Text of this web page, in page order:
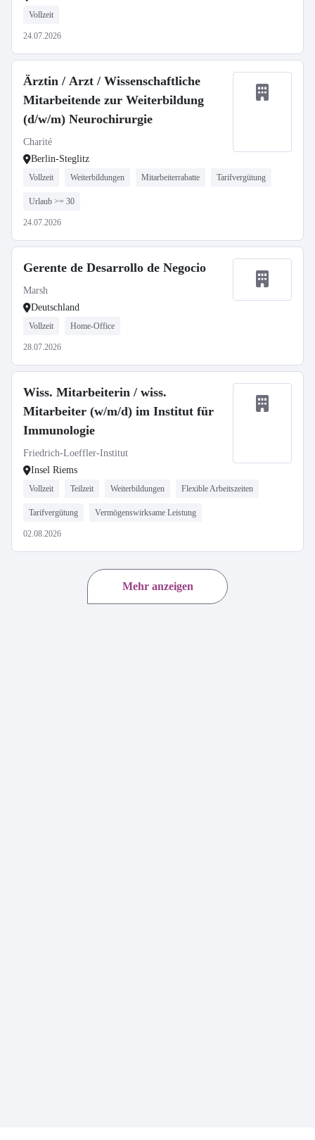
Vollzeit
24.07.2026
Ärztin / Arzt / Wissenschaftliche
Mitarbeitende zur Weiterbildung
(d/w/m) Neurochirurgie
Charité
Berlin-Steglitz
Vollzeit Weiterbildungen Mitarbeiterrabatte Tarifvergütung
Urlaub >= 30
24.07.2026
Gerente de Desarrollo de Negocio
Marsh
Deutschland
Vollzeit Home-Office
28.07.2026
Wiss. Mitarbeiterin / wiss.
Mitarbeiter (w/m/d) im Institut für
Immunologie
Friedrich-Loeffler-Institut
Insel Riems
Vollzeit Teilzeit Weiterbildungen Flexible Arbeitszeiten
Tarifvergütung Vermögenswirksame Leistung
02.08.2026
Mehr anzeigen